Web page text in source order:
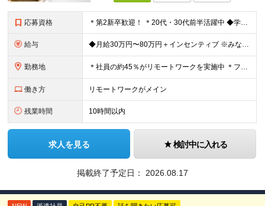
応募資格 ＊第2新卒歓迎！ ＊20代・30代前半活躍中 ◆学歴不問 ◆未経験歓迎 ＼こんな方にピッタリです！／ ★SNSを見るだけでなく「仕掛ける側」になりたい方 ★販売や接客で「お客様の心理」を考えた経験
給与 ◆月給30万円〜80万円＋インセンティブ ※みなし残業代（月10時間・16,000円）を含みます ※超過分は別途支給します ※試用期間3か月あり（給与は28万円、待遇に差異なし）
勤務地 ＊社員の約45％がリモートワークを実施中 ＊フルリモート案件もあり ＊転勤はありません 本社（横浜）または、東京・神奈川の各プロジェクト先。 【本社】 神奈川県横浜市中区不老町2丁目11-8 税経
働き方 リモートワークがメイン
残業時間 10時間以内
求人を見る 検討中に入れる
掲載終了予定日： 2026.08.17